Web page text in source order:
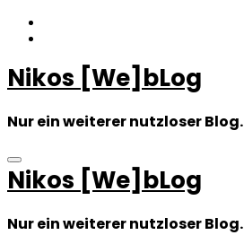
Zum
Inhalt
Nikos [We]bLog
Nur ein weiterer nutzloser Blog.
Nikos [We]bLog
Nur ein weiterer nutzloser Blog.